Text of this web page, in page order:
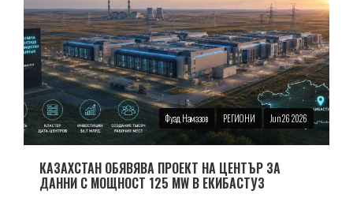
Фуад Намазов РЕГИОНИ Jun 26 2026
КАЗАХСТАН ОБЯВЯВА ПРОЕКТ НА ЦЕНТЪР ЗА
ДАННИ С МОЩНОСТ 125 MW В ЕКИБАСТУЗ